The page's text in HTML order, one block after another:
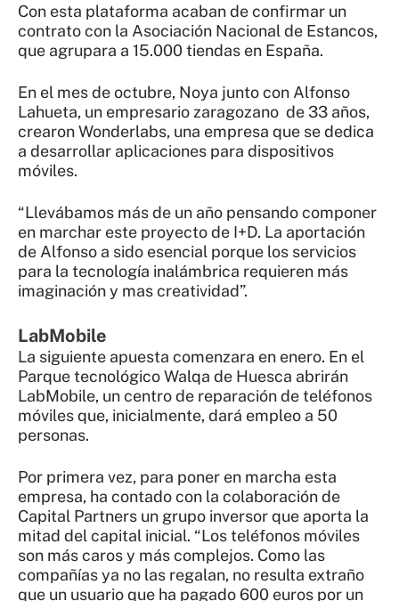
Con esta plataforma acaban de confirmar un
contrato con la Asociación Nacional de Estancos,
que agrupara a 15.000 tiendas en España.
En el mes de octubre, Noya junto con Alfonso
Lahueta, un empresario zaragozano de 33 años,
crearon Wonderlabs, una empresa que se dedica
a desarrollar aplicaciones para dispositivos
móviles.
“Llevábamos más de un año pensando componer
en marchar este proyecto de I+D. La aportación
de Alfonso a sido esencial porque los servicios
para la tecnología inalámbrica requieren más
imaginación y mas creatividad”.
LabMobile
La siguiente apuesta comenzara en enero. En el
Parque tecnológico Walqa de Huesca abrirán
LabMobile, un centro de reparación de teléfonos
móviles que, inicialmente, dará empleo a 50
personas.
Por primera vez, para poner en marcha esta
empresa, ha contado con la colaboración de
Capital Partners un grupo inversor que aporta la
mitad del capital inicial. “Los teléfonos móviles
son más caros y más complejos. Como las
compañías ya no las regalan, no resulta extraño
que un usuario que ha pagado 600 euros por un